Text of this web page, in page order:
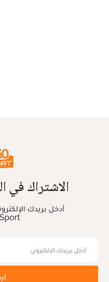
الاشتراك في
أدخل بريدك